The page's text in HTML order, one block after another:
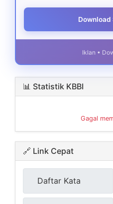
Download
Iklan •
📊 Statistik KBBI
Gagal
🔗 Link Cepat
Daftar Kata